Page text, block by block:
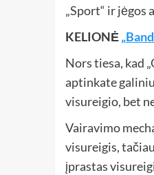
„Sport“ ir jėgos
KELIONĖ
Nors tiesa, kad
aptinkate
visureigio, bet
Vairavimo
visureigis,
įprastas